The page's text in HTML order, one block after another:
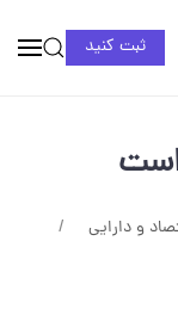
ثبت کنید
و دارایی